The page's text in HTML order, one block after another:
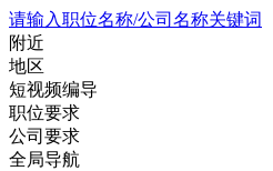
请输入职位名称/公司名称关键词
附近
地区
短视频编导
职位要求
公司要求
全局导航